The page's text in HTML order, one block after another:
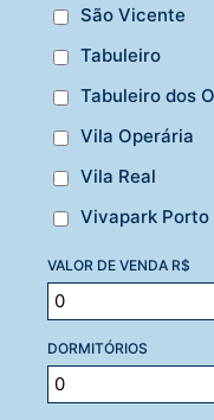
São Vicente
Tabuleiro
Tabuleiro dos
Vila Operária
Vila Real
Vivapark Porto
VALOR DE VENDA R$
DORMITÓRIOS